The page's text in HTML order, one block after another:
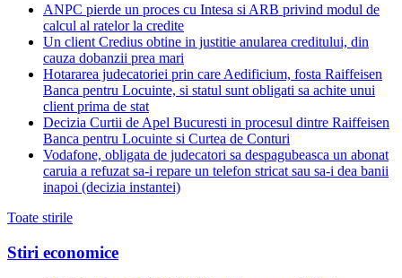
ANPC pierde un proces cu Intesa si ARB privind modul de
calcul al ratelor la credite
Un client Credius obtine in justitie anularea creditului, din
cauza dobanzii prea mari
Hotararea judecatoriei prin care Aedificium, fosta Raiffeisen
Banca pentru Locuinte, si statul sunt obligati sa achite unui
client prima de stat
Decizia Curtii de Apel Bucuresti in procesul dintre Raiffeisen
Banca pentru Locuinte si Curtea de Conturi
Vodafone, obligata de judecatori sa despagubeasca un abonat
caruia a refuzat sa-i repare un telefon stricat sau sa-i dea banii
inapoi (decizia instantei)
Toate stirile
Stiri economice